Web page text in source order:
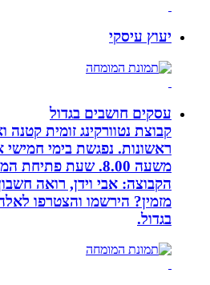
יעוץ עיסקי
עסקים חושבים בגדול
קבוצת נטוורקינג זומית קטנה
ראשונות. נפגשת בימי חמישי
הקבוצה: אבי וידן, רואה חשבון
מזמין? הירשמו והצטרפו לאלה
בגדול.